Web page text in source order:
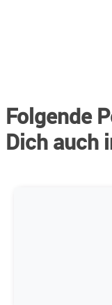
Folgende
Dich auch